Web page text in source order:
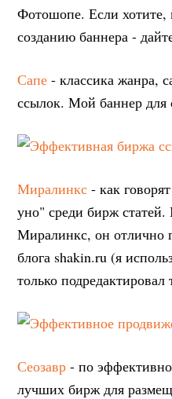
Фотошопе. Если хотите,
созданию баннера -
Сапе - классика жанра,
ссылок. Мой баннер для
Миралинкс - как
уно" среди бирж
Миралинкс, он отлично
блога shakin.ru (я
только подредактировал
Сеозавр - по
лучших бирж для